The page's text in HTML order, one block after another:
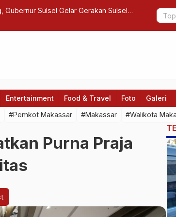
Gubernur Sulsel Gelar Gerakan Sulsel
Danrem
Pergantian
Entertainment Food & Travel Foto Galeri
#Pemkot Makassar #Makassar #Walikota
Purna Praja